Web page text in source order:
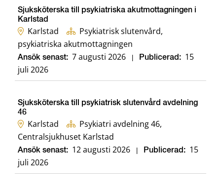
Sjuksköterska till psykiatriska akutmottagningen i
Karlstad
Karlstad
Psykiatrisk slutenvård,
psykiatriska akutmottagningen
Ansök senast: 7 augusti 2026 Publicerad: 15
juli 2026
Sjuksköterska till psykiatrisk slutenvård avdelning
46
Karlstad
Psykiatri avdelning 46,
Centralsjukhuset Karlstad
Ansök senast: 12 augusti 2026 Publicerad: 15
juli 2026